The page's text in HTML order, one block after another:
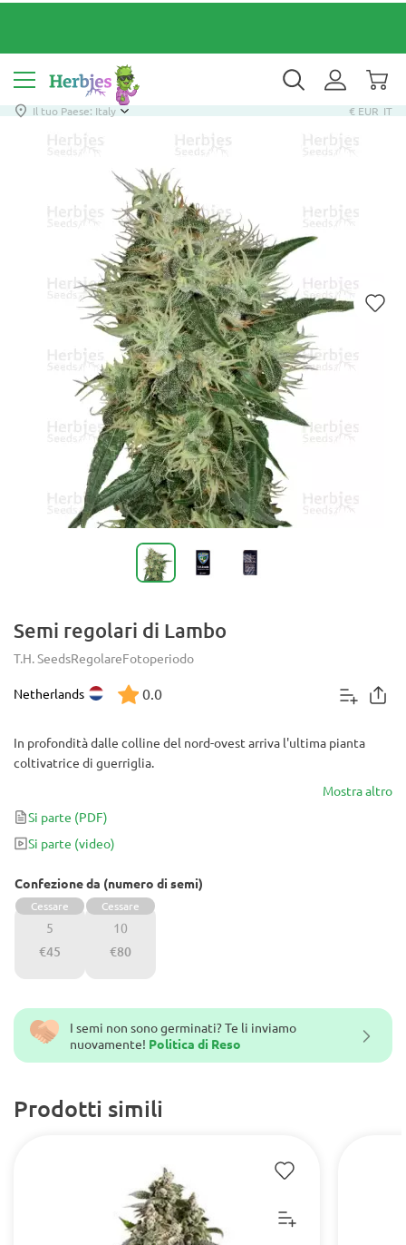
Il tuo Paese: Italy € EUR IT
Semi regolari di Lambo
I semi non sono germinati? Te li inviamo
nuovamente!Politica di Reso
Prodotti simili
In profondità dalle colline del nord-ovest arriva l'ultima pianta
Si parte
(PDF)
Confezione da (numero di semi)
5
Cessare
10
Cessare